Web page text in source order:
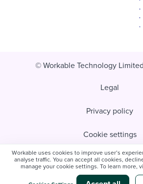
Workable uses cookies to improve user’s
analyse traffic. You can accept all cookies,
manage your cookie settings. To learn more,
© Workable Technology
Legal
Privacy policy
Cookie settings
Do not sell/share my
Modern slavery